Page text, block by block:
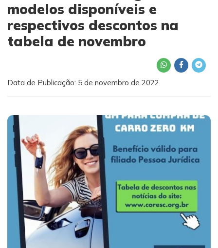
modelos disponíveis e
respectivos descontos na
tabela de novembro
Data de Publicação: 5 de novembro de 2022